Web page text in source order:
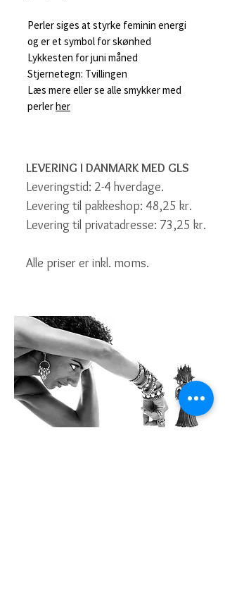
Perler siges at styrke feminin energi
og er et symbol for skønhed
Lykkesten for juni måned
Stjernetegn: Tvillingen
Læs mere eller se alle smykker med
perlerher
LEVERING I DANMARK MED GLS
Leveringstid: 2-4 hverdage.
Levering til pakkeshop: 48,25 kr.
Levering til privatadresse: 73,25 kr.
Alle priser er inkl. moms.